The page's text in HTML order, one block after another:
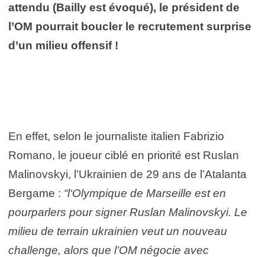
attendu (Bailly est évoqué), le président de
l’OM pourrait boucler le recrutement surprise
d’un milieu offensif !
En effet, selon le journaliste italien Fabrizio
Romano, le joueur ciblé en priorité est Ruslan
Malinovskyi, l’Ukrainien de 29 ans de l’Atalanta
Bergame : “l‘Olympique de Marseille est en
pourparlers pour signer Ruslan Malinovskyi. Le
milieu de terrain ukrainien veut un nouveau
challenge, alors que l’OM négocie avec